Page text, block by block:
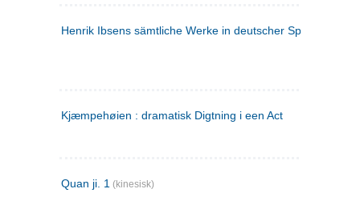
Henrik Ibsens sämtliche Werke in deutscher Sprache. 2
Kjæmpehøien : dramatisk Digtning i een Act
Quan ji. 1 (kinesisk)